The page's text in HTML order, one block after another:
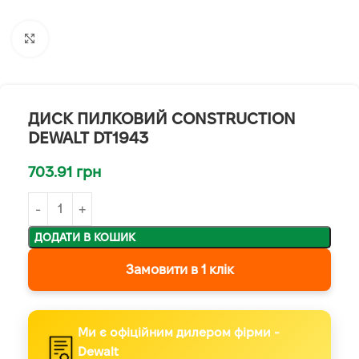
ДИСК ПИЛКОВИЙ СONSTRUCTION
DEWALT DT1943
703.91 грн
ДОДАТИ В КОШИК
Замовити в 1 клік
Ми є офіційним дилером фірми -
Dewalt